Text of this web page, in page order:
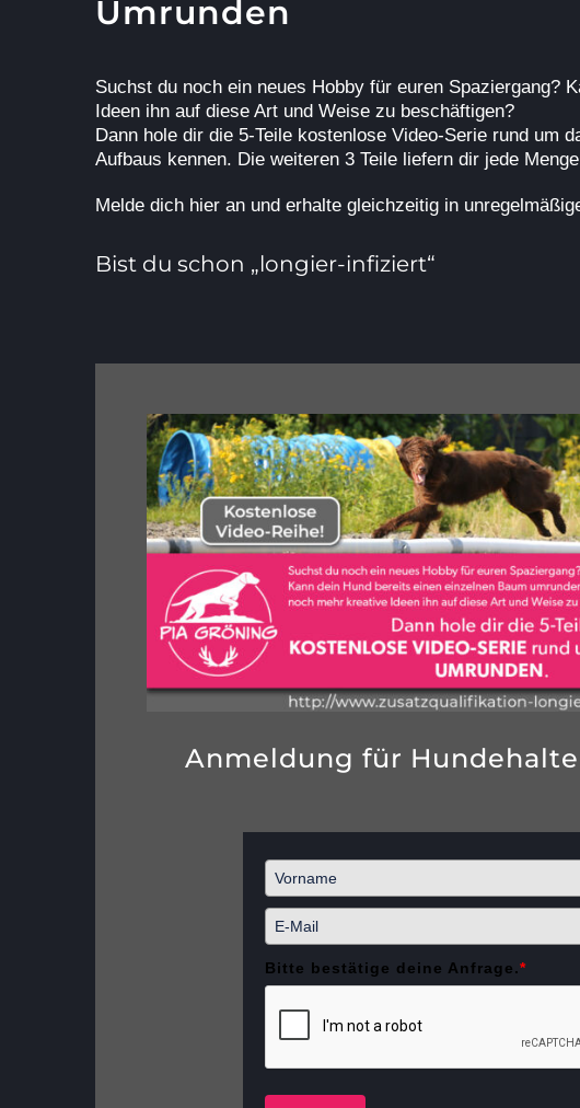
Umrunden
Suchst du noch ein neues Hobby für euren Spaziergang?
Ideen ihn auf diese Art und Weise zu beschäftigen?
Dann hole dir die 5-Teile kostenlose Video-Serie rund um
Aufbaus kennen. Die weiteren 3 Teile liefern dir jede
Melde dich hier an und erhalte gleichzeitig in
Bist du schon „longier-infiziert“
Anmeldung für
Bitte bestätige deine Anfrage.*